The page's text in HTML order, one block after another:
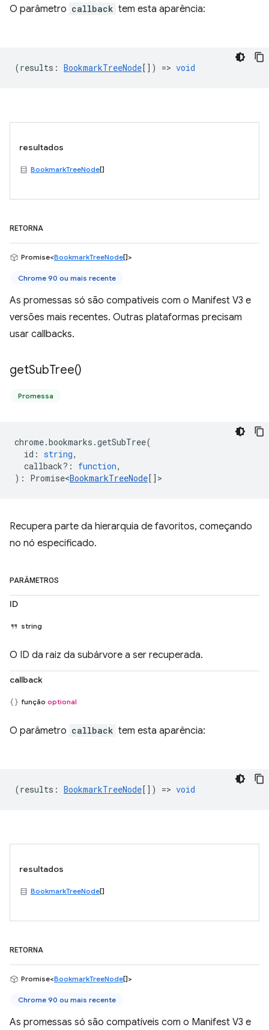
O parâmetro callback tem esta aparência:
(results : BookmarkTreeNode[]) => void
resultados
BookmarkTreeNode[]
RETORNA
Promise<BookmarkTreeNode[]>
Chrome 90 ou mais recente
As promessas só são compatíveis com o Manifest V3 e
versões mais recentes. Outras plataformas precisam
usar callbacks.
getSubTree()
Promessa
chrome.bookmarks .getSubTree(
id : string,
callback? : function,
) : Promise<BookmarkTreeNode[] >
Recupera parte da hierarquia de favoritos, começando
no nó especificado.
PARÂMETROS
ID
string
O ID da raiz da subárvore a ser recuperada.
callback
função optional
O parâmetro callback tem esta aparência:
(results : BookmarkTreeNode[]) => void
resultados
BookmarkTreeNode[]
RETORNA
Promise<BookmarkTreeNode[]>
Chrome 90 ou mais recente
As promessas só são compatíveis com o Manifest V3 e